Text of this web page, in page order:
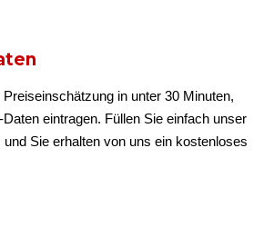
in unter 30 Minuten,
eintragen. Füllen Sie einfach unser
Sie erhalten von uns ein kostenloses